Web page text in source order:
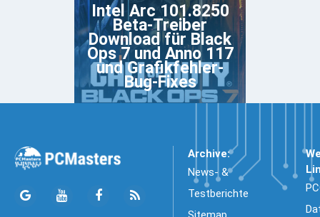
Intel Arc 101.8250
Beta-Treiber
Download für Black
Ops 7 und Anno 117
und Grafikfehler-
Bug-Fixes
Archive:
News- &
Testberichte